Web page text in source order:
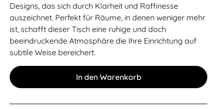
Designs, das sich durch Klarheit und Raffinesse
auszeichnet. Perfekt für Räume, in denen weniger mehr
ist, schafft dieser Tisch eine ruhige und doch
beeindruckende Atmosphäre die Ihre Einrichtung auf
subtile Weise bereichert.